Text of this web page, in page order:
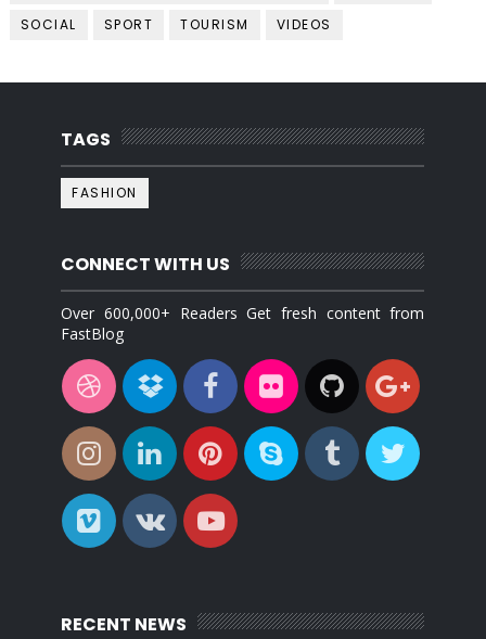
SOCIAL
SPORT TOURISM VIDEOS
TAGS
FASHION
CONNECT WITH US
Over 600,000+ Readers Get fresh content from
FastBlog
RECENT NEWS